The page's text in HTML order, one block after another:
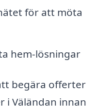
för att möta
hem-lösningar
begära offerter
i Väländan innan